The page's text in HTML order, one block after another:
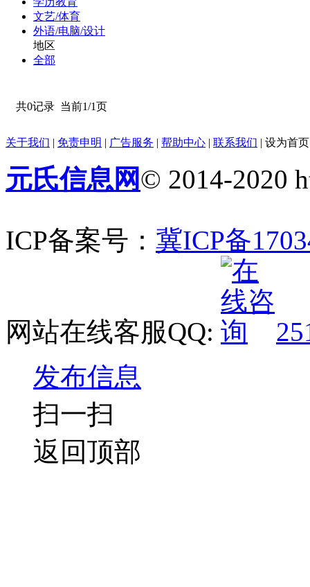
文艺/体育
外语/电脑/设计
地区
全部
共0记录 当前1/1页
关于我们 | 免责申明 | 广告服务 | 帮助中心 | 联系我们 | 设为首页
元氏信息网© 2014-2020
ICP备案号： 冀ICP备
网站在线客服QQ:
发布信息
扫一扫
返回顶部